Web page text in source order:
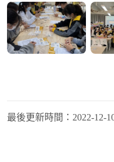
最後更新時間： 2022-12-